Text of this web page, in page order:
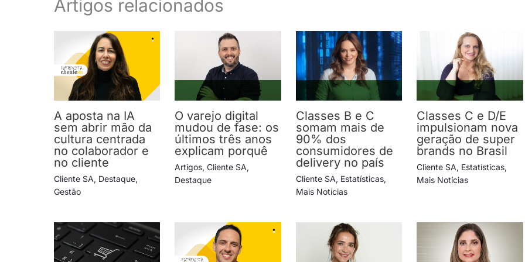
Artigos relacionados
A aposta na IA
sem abrir mão da
cultura centrada
no colaborador e
no cliente
Cliente SA, Destaque,
Gestão
O varejo digital
mudou de fase: os
últimos três anos
explicam porquê
Artigos,Cliente SA,
Destaque
Classes B e C
somam mais de
90% dos
consumidores de
delivery no país
Cliente SA, Estatísticas,
Mais Notícias
Classes C e D/E
impulsionam nova
geração de super
brands no Brasil
Cliente SA, Estatísticas,
Mais Notícias